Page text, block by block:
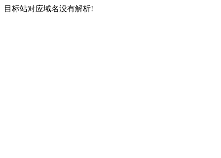
目标站对应域名没有解析!